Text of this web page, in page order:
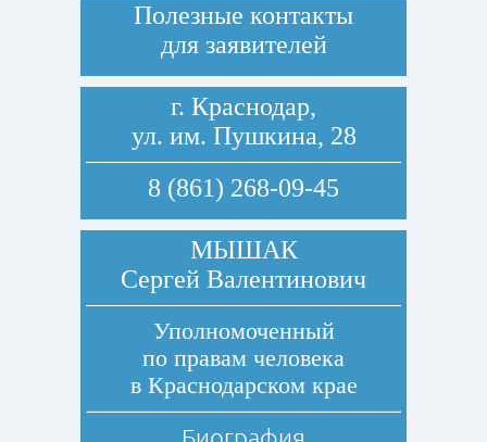
Полезные контакты
для заявителей
г. Краснодар,
ул. им. Пушкина, 28
8 (861) 268-09-45
МЫШАК
Сергей Валентинович
Уполномоченный
по правам человека
в Краснодарском крае